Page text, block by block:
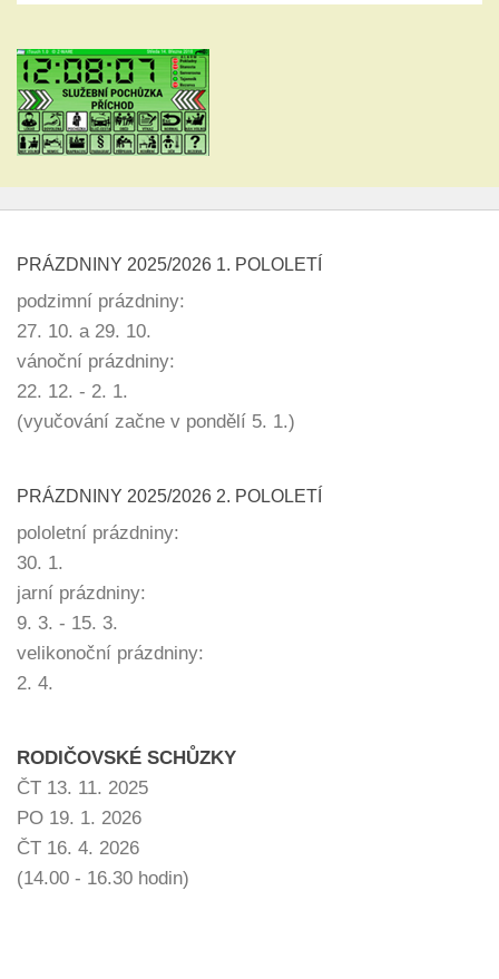
PRÁZDNINY 2025/2026 1. POLOLETÍ
podzimní prázdniny:
27. 10. a 29. 10.
vánoční prázdniny:
22. 12. - 2. 1.
(vyučování začne v pondělí 5. 1.)
PRÁZDNINY 2025/2026 2. POLOLETÍ
pololetní prázdniny:
30. 1.
jarní prázdniny:
9. 3. - 15. 3.
velikonoční prázdniny:
2. 4.
RODIČOVSKÉ SCHŮZKY
ČT 13. 11. 2025
PO 19. 1. 2026
ČT 16. 4. 2026
(14.00 - 16.30 hodin)